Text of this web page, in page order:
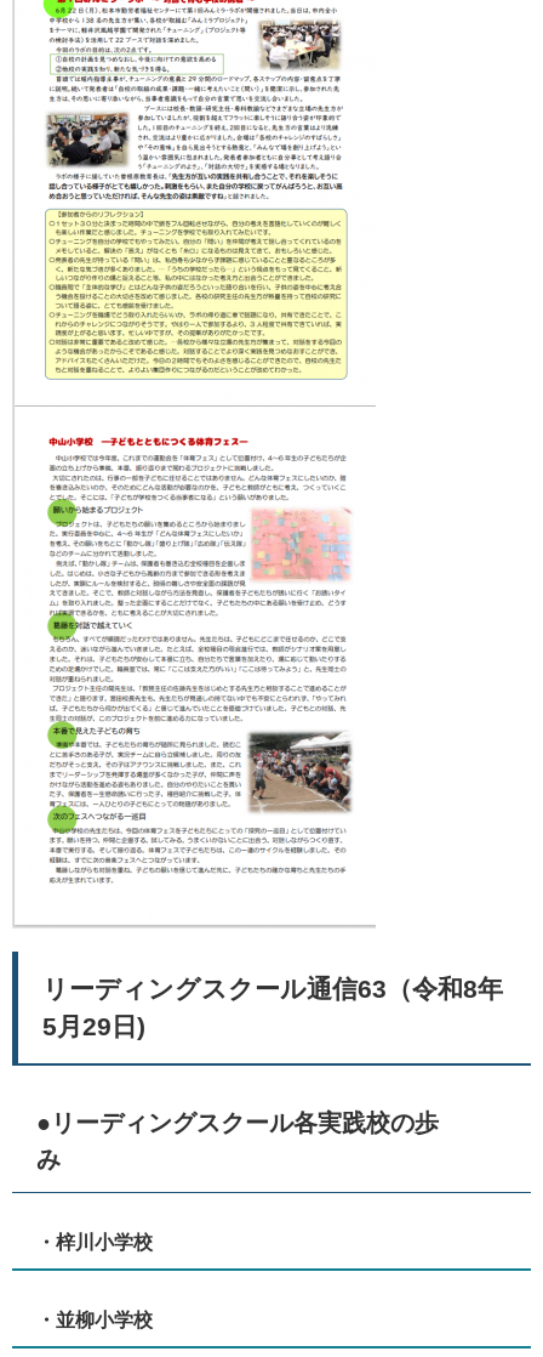
リーディングスクール通信63（令和8年
5月29日)
●リーディングスクール各実践校の歩
み
・梓川小学校
・並柳小学校